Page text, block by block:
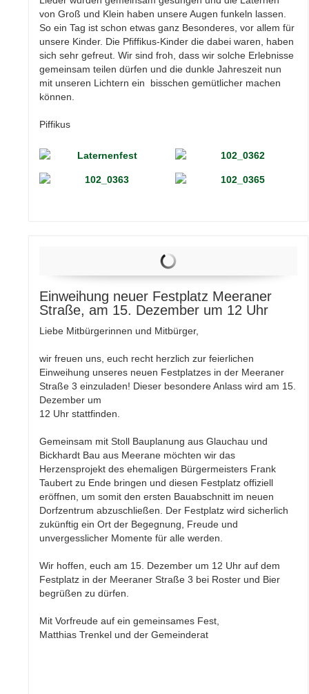
von Groß und Klein haben unsere Augen funkeln lassen.
So ein Tag ist schon etwas ganz Besonderes, vor allem für
unsere Kinder. Die Pfiffikus-Kinder die dabei waren, haben
sich sehr gefreut. Wir sind froh, dass wir solche Erlebnisse
gemeinsam teilen dürfen und die dunkle Jahreszeit nun
mit unseren Lichtern ein bisschen gemütlicher machen
können.
Piffikus
Einweihung neuer Festplatz Meeraner
Straße, am 15. Dezember um 12 Uhr
Liebe Mitbürgerinnen und Mitbürger,
wir freuen uns, euch recht herzlich zur feierlichen
Einweihung unseres neuen Festplatzes in der Meeraner
Straße 3 einzuladen! Dieser besondere Anlass wird am 15.
Dezember um
12 Uhr stattfinden.
Gemeinsam mit Stoll Bauplanung aus Glauchau und
Bickhardt Bau aus Meerane möchten wir das
Herzensprojekt des ehemaligen Bürgermeisters Frank
Taubert zu Ende bringen und diesen Festplatz offiziell
eröffnen, um somit den ersten Bauabschnitt im neuen
Dorfzentrum abzuschließen. Der Festplatz wird sicherlich
zukünftig ein Ort der Begegnung, Freude und
unvergesslicher Momente für alle werden.
Wir hoffen, euch am 15. Dezember um 12 Uhr auf dem
Festplatz in der Meeraner Straße 3 bei Roster und Bier
begrüßen zu dürfen.
Mit Vorfreude auf ein gemeinsames Fest,
Matthias Trenkel und der Gemeinderat